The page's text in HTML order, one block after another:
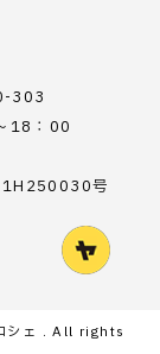
303
18：00
号
シェ . All rights